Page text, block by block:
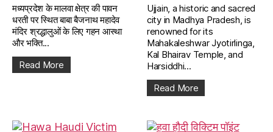
मध्यप्रदेश के मालवा क्षेत्र की पावन
धरती पर स्थित बाबा बैजनाथ महादेव
मंदिर श्रद्धालुओं के लिए गहन आस्था
और भक्ति...
Read More
Ujjain, a historic and sacred
city in Madhya Pradesh, is
renowned for its
Mahakaleshwar Jyotirlinga,
Kal Bhairav Temple, and
Harsiddhi...
Read More